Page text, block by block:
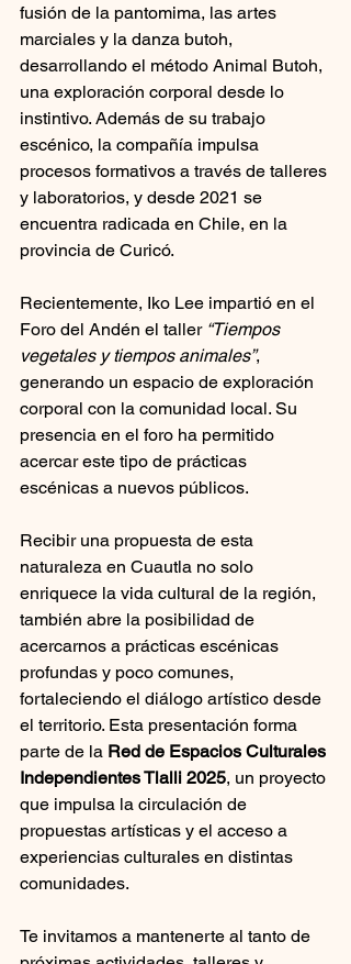
fusión de la pantomima, las artes
marciales y la danza butoh,
desarrollando el método Animal Butoh,
una exploración corporal desde lo
instintivo. Además de su trabajo
escénico, la compañía impulsa
procesos formativos a través de talleres
y laboratorios, y desde 2021 se
encuentra radicada en Chile, en la
provincia de Curicó.
Recientemente, Iko Lee impartió en el
Foro del Andén el taller “Tiempos
vegetales y tiempos animales”,
generando un espacio de exploración
corporal con la comunidad local. Su
presencia en el foro ha permitido
acercar este tipo de prácticas
escénicas a nuevos públicos.
Recibir una propuesta de esta
naturaleza en Cuautla no solo
enriquece la vida cultural de la región,
también abre la posibilidad de
acercarnos a prácticas escénicas
profundas y poco comunes,
fortaleciendo el diálogo artístico desde
el territorio. Esta presentación forma
parte de la Red de Espacios Culturales
Independientes Tlalli 2025, un proyecto
que impulsa la circulación de
propuestas artísticas y el acceso a
experiencias culturales en distintas
comunidades.
Te invitamos a mantenerte al tanto de